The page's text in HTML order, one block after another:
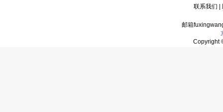
联系我们
邮箱
Copyright